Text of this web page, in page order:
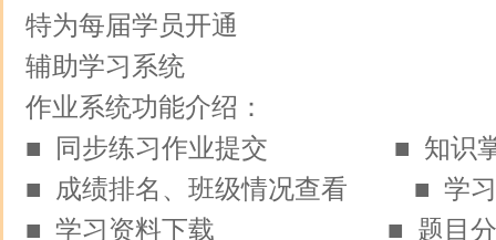
特为每届学员开通
辅助学习系统
作业系统功能介绍：
■ 同步练习作业提交 ■ 知识
■ 成绩排名、班级情况查看 ■ 学习
■ 学习资料下载 ■ 题目分